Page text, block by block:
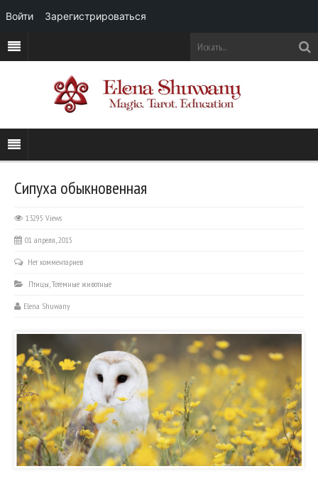
Сипуха обыкновенная
13295 Views
01 апреля, 2015
Нет комментариев
Птицы,Тотемные животные
Elena Shuwany
Войти Зарегистрироваться